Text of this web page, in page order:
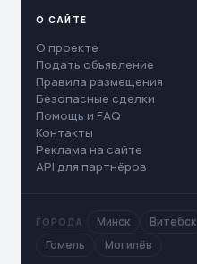
О САЙТЕ
О проекте
Подать объявление
Правила размещения
Безопасные сделки
Помощь и FAQ
Контакты
Реклама на сайте
API для партнёров
ГОРОДА Минск Витебск
Гомель
Могилёв